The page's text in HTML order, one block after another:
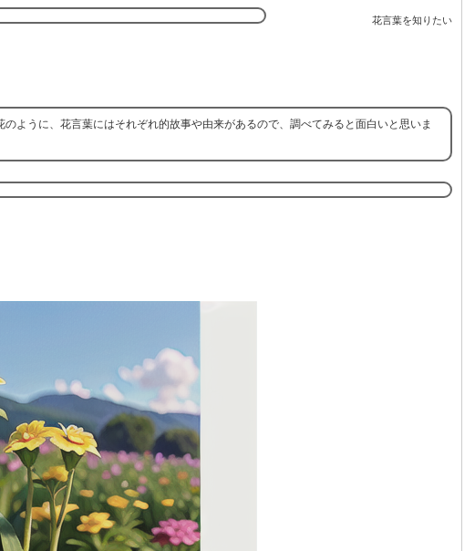
花言葉を知りたい
ように、花言葉にはそれぞれ的故事や由来があるので、調べてみると面白いと思いま